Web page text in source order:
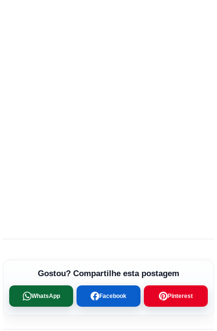
Gostou? Compartilhe esta postagem
WhatsApp Facebook Pinterest